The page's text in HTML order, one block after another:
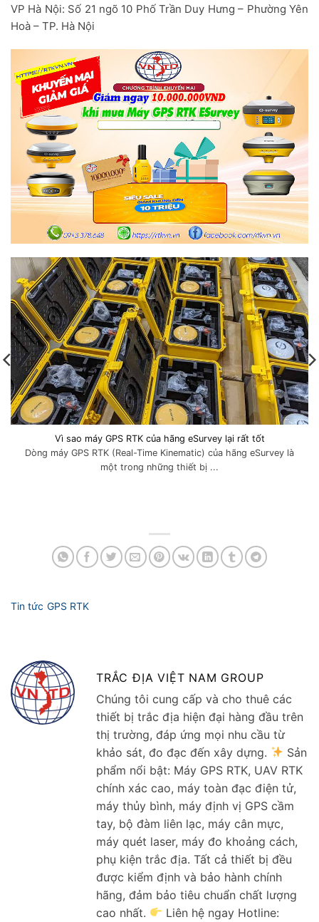
VP Hà Nội: Số 21 ngõ 10 Phố Trần Duy Hưng – Phường Yên
Hoà – TP. Hà Nội
Vì sao máy GPS RTK của hãng eSurvey lại rất tốt
Dòng máy GPS RTK (Real-Time Kinematic) của hãng eSurvey là
một trong những thiết bị ...
TRẮC ĐỊA VIỆT NAM GROUP
Chúng tôi cung cấp và cho thuê các
thiết bị trắc địa hiện đại hàng đầu trên
thị trường, đáp ứng mọi nhu cầu từ
khảo sát, đo đạc đến xây dựng.
Sản
phẩm nổi bật: Máy GPS RTK, UAV RTK
chính xác cao, máy toàn đạc điện tử,
máy thủy bình, máy định vị GPS cầm
tay, bộ đàm liên lạc, máy cân mực,
máy quét laser, máy đo khoảng cách,
phụ kiện trắc địa. Tất cả thiết bị đều
được kiểm định và bảo hành chính
hãng, đảm bảo tiêu chuẩn chất lượng
cao nhất.
Liên hệ ngay Hotline: